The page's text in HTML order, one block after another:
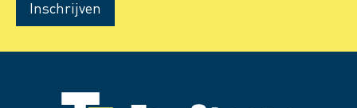
Inschrijven